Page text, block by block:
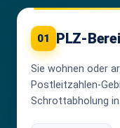
01 PLZ-
Sie wohnen oder
Postleitzahlen-
Schrottabholung